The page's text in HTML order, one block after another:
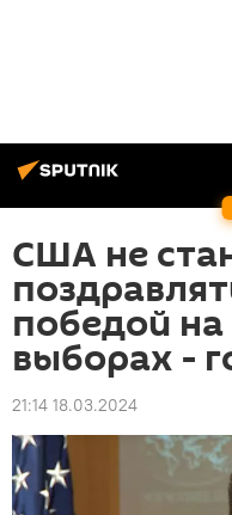
США не
победой
выборах -
21:14 18.03.2024